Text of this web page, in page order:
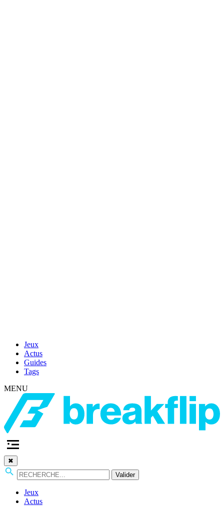
Jeux
Actus
Guides
Tags
MENU
✖
Valider
Jeux
Actus